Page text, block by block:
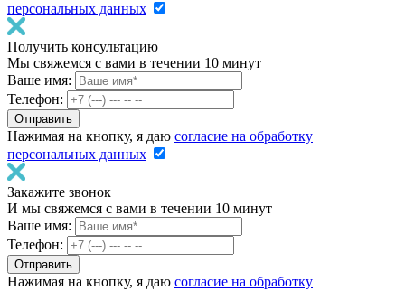
персональных данных
Получить консультацию
Мы свяжемся с вами в течении 10 минут
Ваше имя:
Телефон:
Нажимая на кнопку, я даю согласие на обработку
персональных данных
Закажите звонок
И мы свяжемся с вами в течении 10 минут
Ваше имя:
Телефон:
Нажимая на кнопку, я даю согласие на обработку